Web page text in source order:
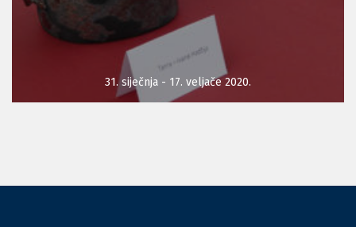
31. siječnja - 17. veljače 2020.